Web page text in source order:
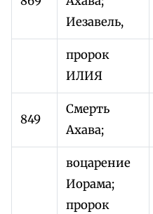
Иезавель,
пророк
ИЛИЯ
849
Смерть
Ахава;
воцарение
Иорама;
пророк